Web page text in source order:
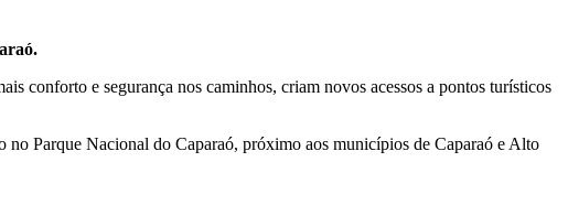
conforto e segurança nos caminhos, criam novos acessos a pontos turísticos
no Parque Nacional do Caparaó, próximo aos municípios de Caparaó e Alto